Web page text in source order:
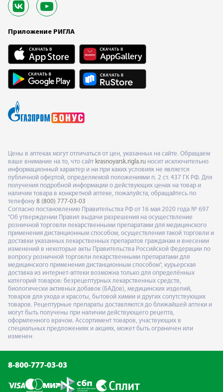
Приложение РИГЛА
Цены в аптеках могут отличаться от цен, указанных на сайте. Обращаем
ваше внимание на то, что сайт krasnoyarsk.rigla.ru носит исключительно
информационный характер и ни при каких условиях не является
публичной офертой, определяемой положениями п. 2 ст. 437 ГК РФ. Для
получения подробной информации о действующих ценах на товар и
наличии товара в конкретной аптеке, пожалуйста, обращайтесь по
телефону 8 (800) 777-03-03
Согласно постановлению Правительства РФ от 16 мая 2020 года № 697
"Об утверждении Правил выдачи разрешения на осуществление
розничной торговли лекарственными препаратами для медицинского
применения дистанционным способом, осуществления такой торговли и
доставки указанных лекарственных препаратов гражданам и внесении
изменений в некоторые акты Правительства Российской Федерации по
вопросу розничной торговли лекарственными препаратами для
медицинского применения дистанционным способом", курьерская
доставка из интернет-аптеки возможна только для определённых
категорий товаров: безрецептурных лекарственных средств,
биологически активных добавок (БАДов), медицинских изделий,
товаров для ухода и красоты, бытовой химии и других сопутствующих
товаров. Рецептурные препараты доставляются до ближайшей аптеки и
могут быть получены при наличии действующего рецепта,
оформленного врачом. Ассортимент товаров, участвующих в
специальных предложениях и акциях, может быть ограничен или
изменен
8-800-777-03-03